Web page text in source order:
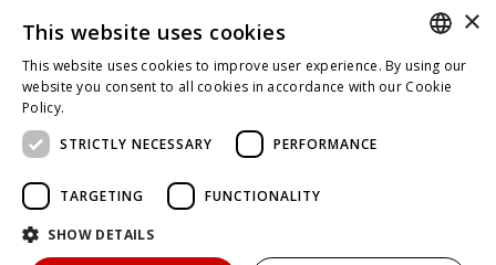
Newsletter abonnieren
Powered byKOMUNIQUE hello@taxlawblog.ch
GERMAN
×
This website uses cookies
This website uses cookies to improve user experience. By using our
website you consent to all cookies in accordance with our Cookie
Policy.
STRICTLY NECESSARY
PERFORMANCE
TARGETING FUNCTIONALITY
SHOW DETAILS